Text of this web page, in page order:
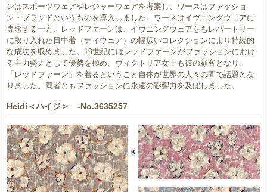
ンはスポーツウェアやレジャーウェアを考案し、ワースはファッショ
ン・ブランドというものを導入しました。ワースはイヴニングウェアに
専念する一方、レッドファーンは、イヴニングウェアをもレパートリー
に取り入れた日中着（ディウェア）の幅広いコレクションにより持続的
な成功を収めました。19世紀にはレッドファーンがファッションにおけ
る主力勢力として優勢を極め、ヴィクトリア女王も彼の顧客となり、
「レッドファーン」を着るということ自体が世界の人々の間で話題とな
りました。両者ともファッションに永遠の影響力を及ぼしました。
Heidi＜ハイジ＞ -No.3635257